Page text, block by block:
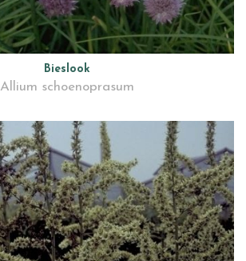
Bieslook
Allium schoenoprasum